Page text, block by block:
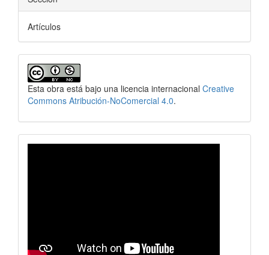
Artículos
Esta obra está bajo una licencia internacional Creative
Commons Atribución-NoComercial 4.0.
revistavideo